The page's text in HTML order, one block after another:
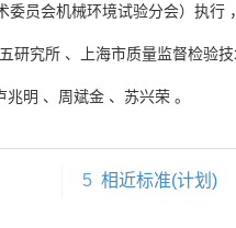
委员会机械环境试验分会）执行
研究所 、 上海市质量监督检验
兆明 、 周斌金 、 苏兴荣 。
5 相近标准(计划)